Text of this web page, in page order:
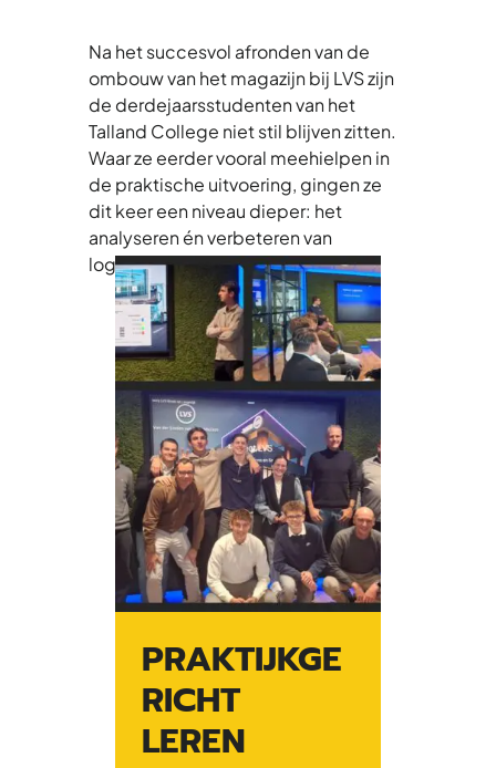
Na het succesvol afronden van de
ombouw van het magazijn bij LVS zijn
de derdejaarsstudenten van het
Talland College niet stil blijven zitten.
Waar ze eerder vooral meehielpen in
de praktische uitvoering, gingen ze
dit keer een niveau dieper: het
analyseren én verbeteren van
logistieke processen.
PRAKTIJKGE
RICHT
LEREN